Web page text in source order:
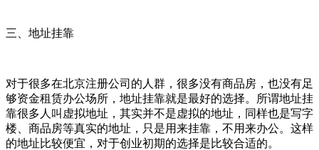
三、地址挂靠
对于很多在北京注册公司的人群，很多没有商品房，也没有足
够资金租赁办公场所，地址挂靠就是最好的选择。所谓地址挂
靠很多人叫虚拟地址，其实并不是虚拟的地址，同样也是写字
楼、商品房等真实的地址，只是用来挂靠，不用来办公。这样
的地址比较便宜，对于创业初期的选择是比较合适的。